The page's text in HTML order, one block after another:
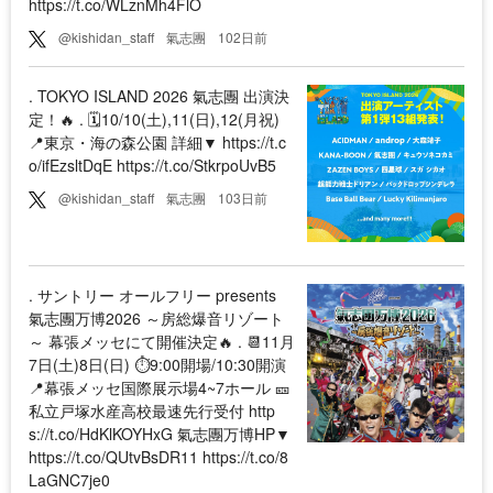
@kishidan_staff 氣志團 102日前
. TOKYO ISLAND 2026 氣志團 出演決
定！🔥 . 🗓️10/10(土),11(日),12(月祝)
📍東京・海の森公園 詳細▼ https://t.c
o/ifEzsltDqE https://t.co/StkrpoUvB5
@kishidan_staff 氣志團 103日前
. サントリー オールフリー presents
氣志團万博2026 ～房総爆音リゾート
～ 幕張メッセにて開催決定🔥 . 📆11月
7日(土)8日(日) ⏱9:00開場/10:30開演
📍幕張メッセ国際展示場4~7ホール 🎫
私立戸塚水産高校最速先行受付 http
s://t.co/HdKlKOYHxG 氣志團万博HP▼
https://t.co/QUtvBsDR11 https://t.co/8
LaGNC7je0